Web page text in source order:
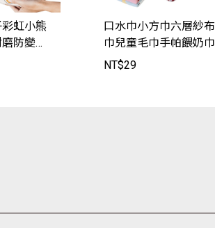
虹小熊
防變形
口水巾小方巾六層紗布
巾兒童毛巾手帕餵奶巾
【HY2004】JoyBaby
NT$29